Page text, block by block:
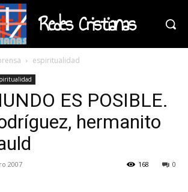
Redes Cristianas
espiritualidad
ES POSIBLE.
hermanito
2007 0
168